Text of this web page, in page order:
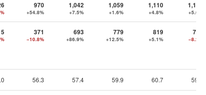
970
+54.8%
1,042
+7.5%
1,059
+1.6%
1,110
+4.8%
1,172
+5.6%
371
−10.8%
693
+86.9%
779
+12.5%
819
+5.1%
752
−8.2%
56.3 57.4 59.9 60.7 59.6